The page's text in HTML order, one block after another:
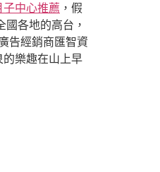
子中心推薦 ，假
各地的高台，
告經銷商匯智資
樂趣在山上早